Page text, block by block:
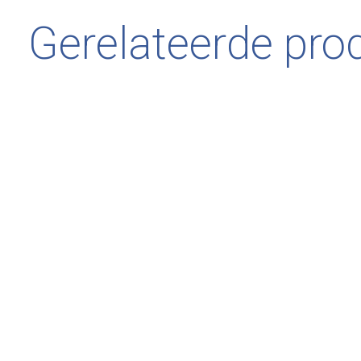
Gerelateerde